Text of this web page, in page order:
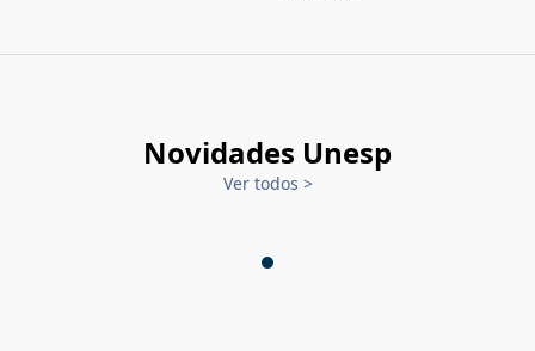
Novidades Unesp
Ver todos >